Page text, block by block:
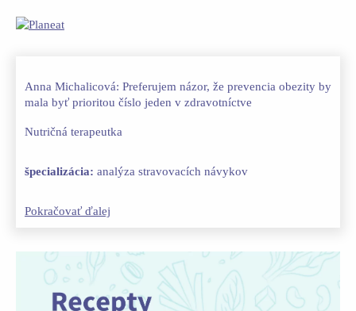
Anna Michalicová: Preferujem názor, že prevencia obezity by
mala byť prioritou číslo jeden v zdravotníctve
Nutričná terapeutka
špecializácia: analýza stravovacích návykov
Pokračovať ďalej